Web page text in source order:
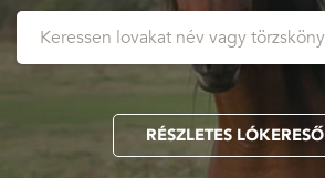
RÉSZLETES LÓKERESŐ